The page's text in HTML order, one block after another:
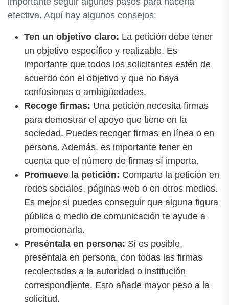
efectiva. Aquí hay algunos consejos:
Ten un objetivo claro: La petición debe tener
un objetivo específico y realizable. Es
importante que todos los solicitantes estén de
acuerdo con el objetivo y que no haya
confusiones o ambigüedades.
Recoge firmas: Una petición necesita firmas
para demostrar el apoyo que tiene en la
sociedad. Puedes recoger firmas en línea o en
persona. Además, es importante tener en
cuenta que el número de firmas sí importa.
Promueve la petición: Comparte la petición en
redes sociales, páginas web o en otros medios.
Es mejor si puedes conseguir que alguna figura
pública o medio de comunicación te ayude a
promocionarla.
Preséntala en persona: Si es posible,
preséntala en persona, con todas las firmas
recolectadas a la autoridad o institución
correspondiente. Esto añade mayor peso a la
solicitud.